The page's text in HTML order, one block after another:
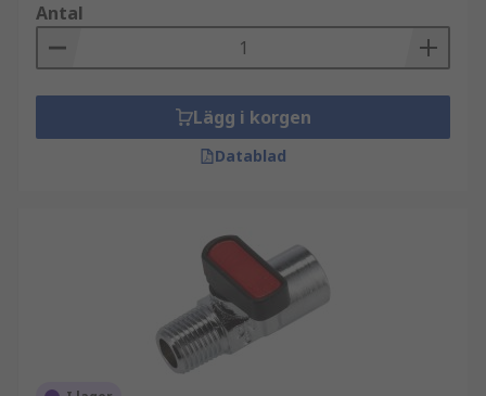
Antal
Lägg i korgen
Datablad